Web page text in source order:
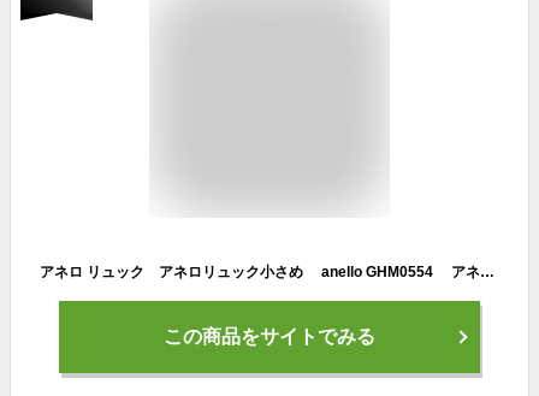
アネロ リュック アネロリュック小さめ anello GHM0554 アネロミニリュック anelloリュック リュック レディース アネロ anelloミニリュック ミニリュックレディース大人 リュック aレディース アネロ リュックanello リュック レディース おしゃれ
この商品をサイトでみる